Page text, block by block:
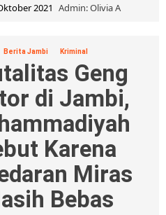
2021 Admin: Olivia A
Berita Jambi Kriminal
Geng
di Jambi,
Karena
Miras
Bebas